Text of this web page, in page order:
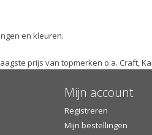
en kleuren.
prijs van topmerken o.a. Craft,
Mijn account
Registreren
Mijn bestellingen